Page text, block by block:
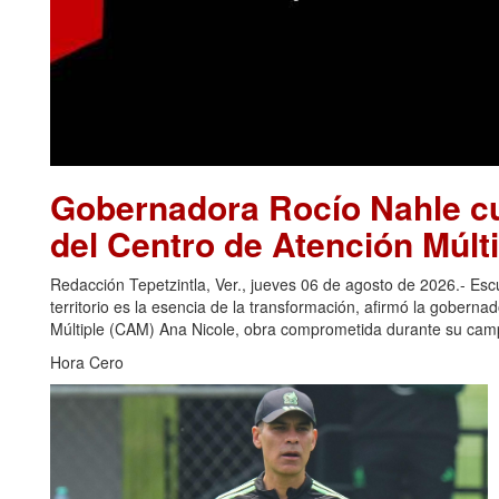
Gobernadora Rocío Nahle
del Centro de Atención
Redacción Tepetzintla, Ver., jueves 06 de agosto de 2026.-
territorio es la esencia de la transformación, afirmó la
Múltiple (CAM) Ana Nicole, obra comprometida durante su
Hora Cero